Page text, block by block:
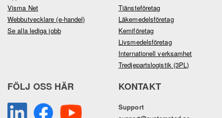
Visma Net
Webbutvecklare (e-handel)
Se alla lediga jobb
Tjänsteföretag
Läkemedelsföretag
Kemiföretag
Livsmedelsföretag
Internationell verksamhet
Tredjepartslogistik (3PL)
FÖLJ OSS HÄR KONTAKT
Support